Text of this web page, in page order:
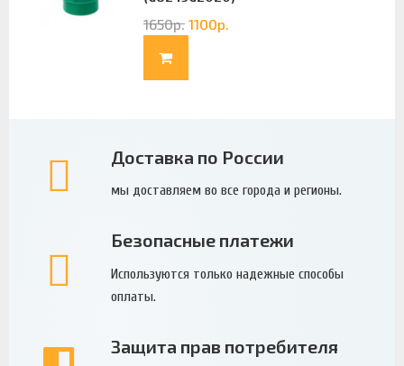
1650р. 1100р.
Доставка по России
мы доставляем во все города и регионы.
Безопасные платежи
Используются только надежные способы
оплаты.
Защита прав потребителя